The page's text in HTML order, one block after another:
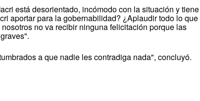
está desorientado, incómodo con la situación y tiene
aportar para la gobernabilidad? ¿Aplaudir todo lo que
no va recibir ninguna felicitación porque las
a que nadie les contradiga nada", concluyó.